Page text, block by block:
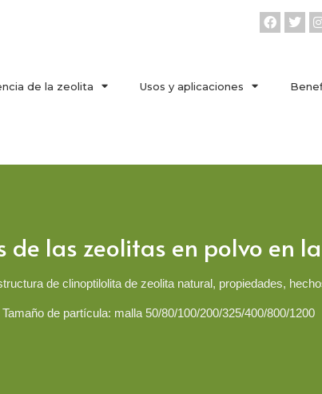
de la zeolita Usos y aplicaciones
de las zeolitas en polvo en
de clinoptilolita de zeolita natural, propiedades,
Tamaño de partícula: malla 50/80/100/200/325/400/800/1200